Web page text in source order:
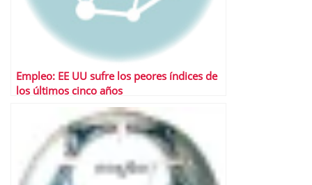
Empleo: EE UU sufre los peores índices de
los últimos cinco años